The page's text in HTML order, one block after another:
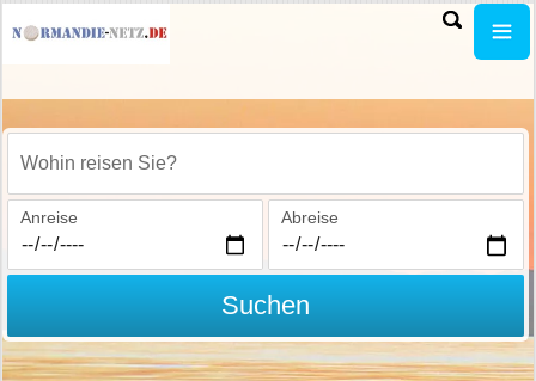
Wohin reisen Sie?
Anreise Abreise
Suchen